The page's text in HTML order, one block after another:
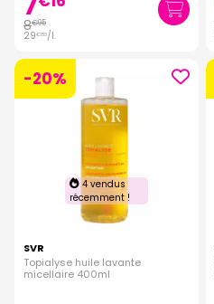
8€95
29€83/l.
-20%
4 vendus
récemment !
SVR
Topialyse huile lavante
micellaire 400ml